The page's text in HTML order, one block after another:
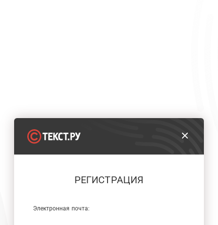
РЕГИСТРАЦИЯ
Электронная почта: